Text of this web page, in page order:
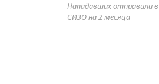
Нападавших отправили в
СИЗО на 2 месяца